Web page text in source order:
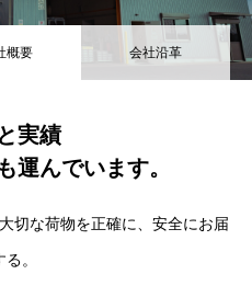
概要 会社沿革
実績
運んでいます。
切な荷物を正確に、安全にお届
。